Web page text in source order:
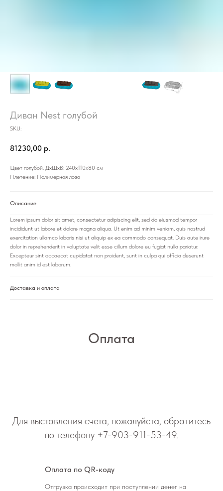
Диван Nest голубой
SKU:
81230,00 р.
Цвет голубой. ДхШхВ: 240х110х80 см
Плетение: Полимерная лоза
Описание
Lorem ipsum dolor sit amet, consectetur adipiscing elit, sed do eiusmod tempor
incididunt ut labore et dolore magna aliqua. Ut enim ad minim veniam, quis nostrud
exercitation ullamco laboris nisi ut aliquip ex ea commodo consequat. Duis aute irure
dolor in reprehenderit in voluptate velit esse cillum dolore eu fugiat nulla pariatur.
Excepteur sint occaecat cupidatat non proident, sunt in culpa qui officia deserunt
mollit anim id est laborum.
Доставка и оплата
Оплата
Для выставления счета, пожалуйста, обратитесь
по телефону +7-903-911-53-49.
Оплата по QR-коду
Отгрузка происходит при поступлении денег на